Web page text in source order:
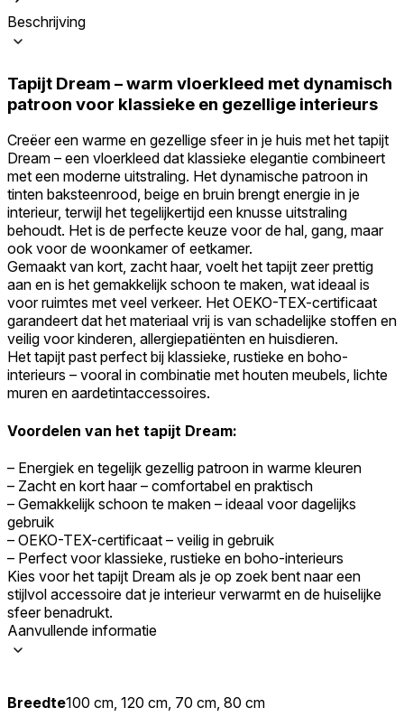
Beschrijving
Tapijt Dream – warm vloerkleed met dynamisch
patroon voor klassieke en gezellige interieurs
Creëer een warme en gezellige sfeer in je huis met het tapijt
Dream – een vloerkleed dat klassieke elegantie combineert
met een moderne uitstraling. Het dynamische patroon in
tinten baksteenrood, beige en bruin brengt energie in je
interieur, terwijl het tegelijkertijd een knusse uitstraling
behoudt. Het is de perfecte keuze voor de hal, gang, maar
ook voor de woonkamer of eetkamer.
Gemaakt van kort, zacht haar, voelt het tapijt zeer prettig
aan en is het gemakkelijk schoon te maken, wat ideaal is
voor ruimtes met veel verkeer. Het OEKO-TEX-certificaat
garandeert dat het materiaal vrij is van schadelijke stoffen en
veilig voor kinderen, allergiepatiënten en huisdieren.
Het tapijt past perfect bij klassieke, rustieke en boho-
interieurs – vooral in combinatie met houten meubels, lichte
muren en aardetintaccessoires.
Voordelen van het tapijt Dream:
– Energiek en tegelijk gezellig patroon in warme kleuren
– Zacht en kort haar – comfortabel en praktisch
– Gemakkelijk schoon te maken – ideaal voor dagelijks
gebruik
– OEKO-TEX-certificaat – veilig in gebruik
– Perfect voor klassieke, rustieke en boho-interieurs
Kies voor het tapijt Dream als je op zoek bent naar een
stijlvol accessoire dat je interieur verwarmt en de huiselijke
sfeer benadrukt.
Aanvullende informatie
Breedte100 cm, 120 cm, 70 cm, 80 cm